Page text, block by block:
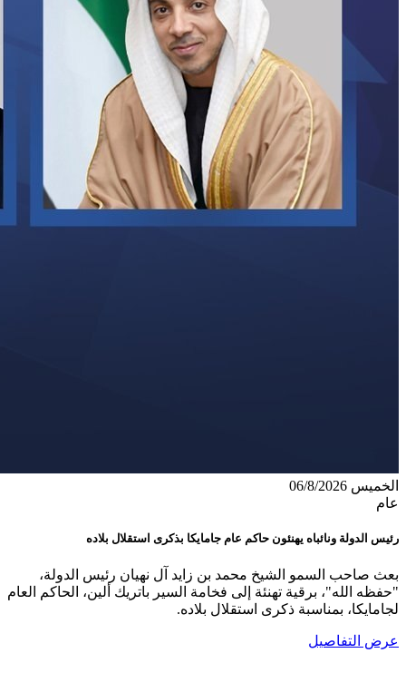
الخميس 06/8/2026
عام
رئيس الدولة ونائباه يهنئون حاكم عام جامايكا بذكرى استقلال بلاده
بعث صاحب السمو الشيخ محمد بن زايد آل نهيان رئيس الدولة،
"حفظه الله"، برقية تهنئة إلى فخامة السير باتريك ألين، الحاكم العام
لجامايكا، بمناسبة ذكرى استقلال بلاده.
عرض التفاصيل